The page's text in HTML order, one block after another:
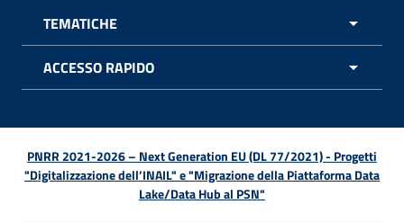
TEMATICHE
ACCESSO RAPIDO
PNRR 2021-2026 – Next Generation EU (DL 77/2021) - Progetti
"Digitalizzazione dell’INAIL" e "Migrazione della Piattaforma Data
Lake/Data Hub al PSN"